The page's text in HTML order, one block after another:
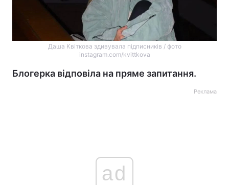
Даша Квіткова здивувала підписників / фото
instagram.com/kvittkova
Блогерка відповіла на пряме запитання.
Реклама
ad